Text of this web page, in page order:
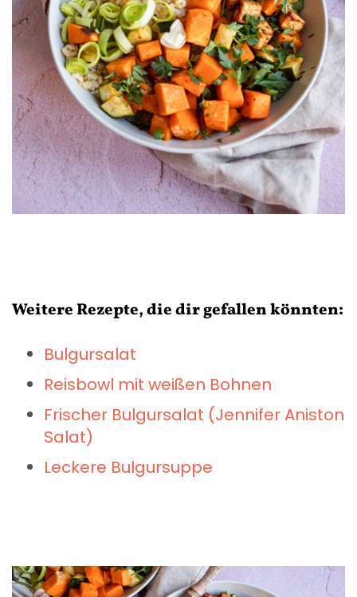
Weitere Rezepte, die dir gefallen könnten:
Bulgursalat
Reisbowl mit weißen Bohnen
Frischer Bulgursalat (Jennifer Aniston
Salat)
Leckere Bulgursuppe